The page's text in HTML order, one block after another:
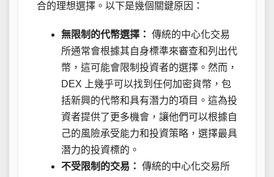
合的理想選擇。以下是幾個關鍵原因：
無限制的代幣選擇： 傳統的中心化交易
所通常會根據其自身標準來審查和列出代
幣，這可能會限制投資者的選擇。然而，
DEX 上幾乎可以找到任何加密貨幣，包
括新興的代幣和具有潛力的項目。這為投
資者提供了更多機會，讓他們可以根據自
己的風險承受能力和投資策略，選擇最具
潛力的投資標的。
不受限制的交易： 傳統的中心化交易所